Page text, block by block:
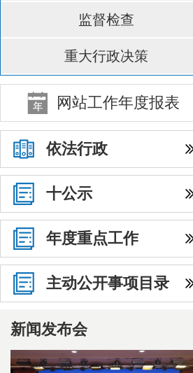
监督检查
重大行政决策
网站工作年度报表
依法行政
十公示
年度重点工作
主动公开事项目录
新闻发布会